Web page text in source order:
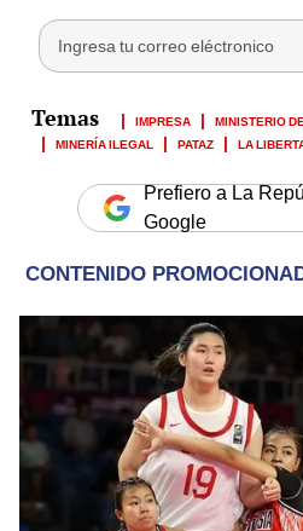
IMPRESA
MINISTERIO
MINERÍA ILEGAL
PATAZ LA
Prefiero a La
Google